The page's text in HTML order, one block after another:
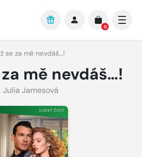
0
se za mě nevdáš…!
mě nevdáš…!
Julia Jamesová